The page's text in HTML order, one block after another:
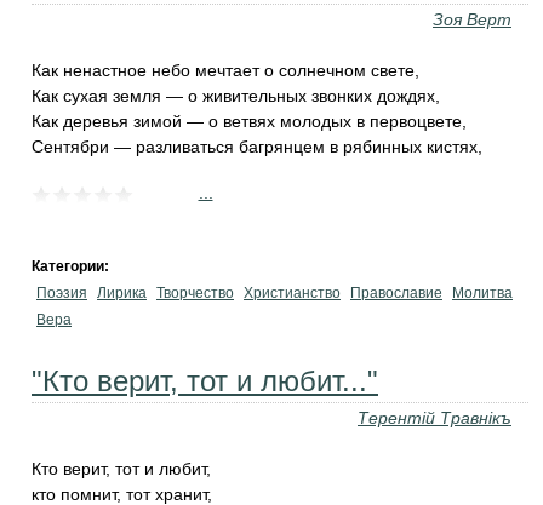
Зоя Верт
Как ненастное небо мечтает о солнечном свете,
Как сухая земля — о живительных звонких дождях,
Как деревья зимой — о ветвях молодых в первоцвете,
Сентябри — разливаться багрянцем в рябинных кистях,
Категории:
Поэзия
Лирика Творчество Христианство Православие
Молитва
Вера
"Кто верит, тот и любит..."
Терентiй Травнiкъ
Кто верит, тот и любит,
кто помнит, тот хранит,